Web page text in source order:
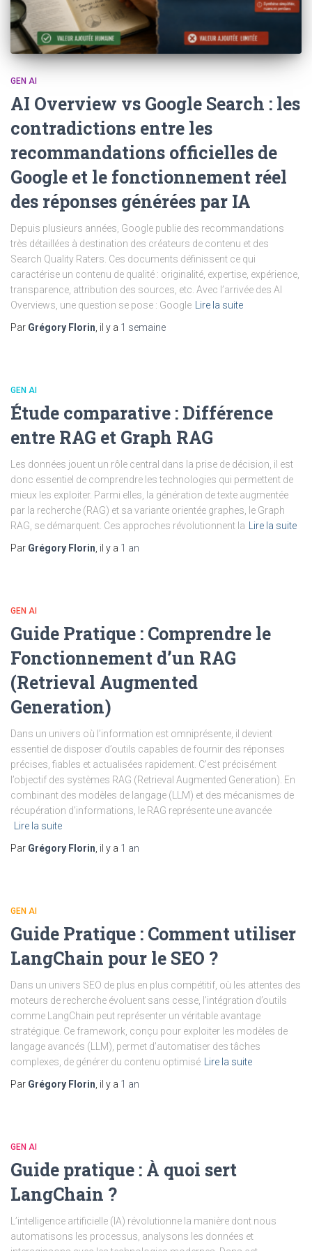
GEN AI
AI Overview vs Google Search : les
contradictions entre les
recommandations officielles de
Google et le fonctionnement réel
des réponses générées par IA
Depuis plusieurs années, Google publie des recommandations
très détaillées à destination des créateurs de contenu et des
Search Quality Raters. Ces documents définissent ce qui
caractérise un contenu de qualité : originalité, expertise, expérience,
transparence, attribution des sources, etc. Avec l’arrivée des AI
Overviews, une question se pose : Google
Lire la suite
Par Grégory Florin , il y a 1 semaine
GEN AI
Étude comparative : Différence
entre RAG et Graph RAG
Les données jouent un rôle central dans la prise de décision, il est
donc essentiel de comprendre les technologies qui permettent de
mieux les exploiter. Parmi elles, la génération de texte augmentée
par la recherche (RAG) et sa variante orientée graphes, le Graph
RAG, se démarquent. Ces approches révolutionnent la
Lire la suite
Par Grégory Florin , il y a 1 an
GEN AI
Guide Pratique : Comprendre le
Fonctionnement d’un RAG
(Retrieval Augmented
Generation)
Dans un univers où l’information est omniprésente, il devient
essentiel de disposer d’outils capables de fournir des réponses
précises, fiables et actualisées rapidement. C’est précisément
l’objectif des systèmes RAG (Retrieval Augmented Generation). En
combinant des modèles de langage (LLM) et des mécanismes de
récupération d’informations, le RAG représente une avancée
Lire la suite
Par Grégory Florin , il y a 1 an
GEN AI
Guide Pratique : Comment utiliser
LangChain pour le SEO ?
Dans un univers SEO de plus en plus compétitif, où les attentes des
moteurs de recherche évoluent sans cesse, l’intégration d’outils
comme LangChain peut représenter un véritable avantage
stratégique. Ce framework, conçu pour exploiter les modèles de
langage avancés (LLM), permet d’automatiser des tâches
complexes, de générer du contenu optimisé
Lire la suite
Par Grégory Florin , il y a 1 an
GEN AI
Guide pratique : À quoi sert
LangChain ?
L’intelligence artificielle (IA) révolutionne la manière dont nous
automatisons les processus, analysons les données et